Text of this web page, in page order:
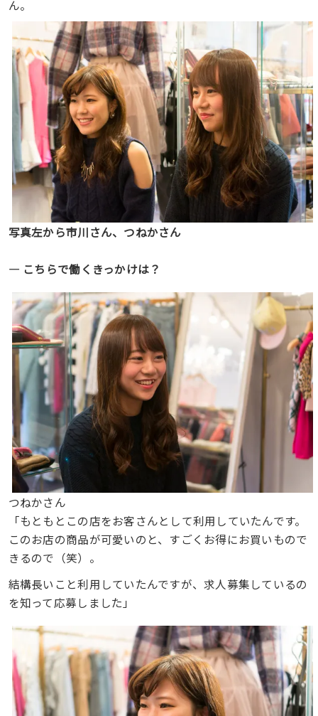
ん。
写真左から市川さん、つねかさん
― こちらで働くきっかけは？
つねかさん
「もともとこの店をお客さんとして利用していたんです。
このお店の商品が可愛いのと、すごくお得にお買いもので
きるので（笑）。
結構長いこと利用していたんですが、求人募集しているの
を知って応募しました」